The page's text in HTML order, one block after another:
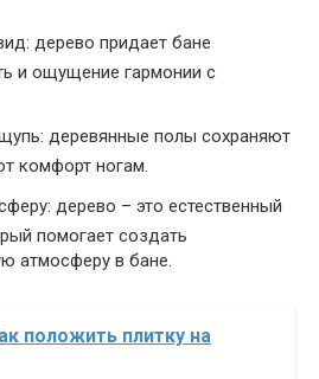
дерево придает бане
и ощущение гармонии с
деревянные полы сохраняют
комфорт ногам.
дерево – это естественный
помогает создать
атмосферу в бане.
положить плитку на